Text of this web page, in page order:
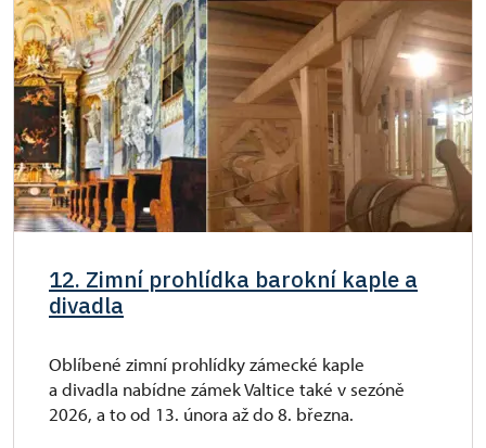
12. Zimní prohlídka barokní kaple a
divadla
Oblíbené zimní prohlídky zámecké kaple
a divadla nabídne zámek Valtice také v sezóně
2026, a to od 13. února až do 8. března.